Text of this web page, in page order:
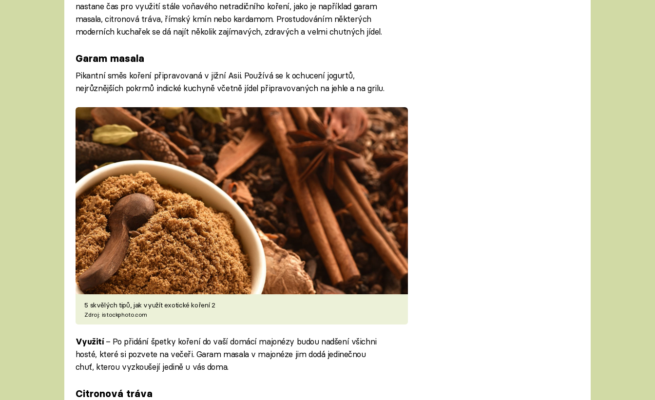
nastane čas pro využití stále voňavého netradičního koření, jako je například garam
masala, citronová tráva, římský kmín nebo kardamom. Prostudováním některých
moderních kuchařek se dá najít několik zajímavých, zdravých a velmi chutných jídel.
Garam masala
Pikantní směs koření připravovaná v jižní Asii. Používá se k ochucení jogurtů,
nejrůznějších pokrmů indické kuchyně včetně jídel připravovaných na jehle a na grilu.
5 skvělých tipů, jak využít exotické koření 2
Zdroj: istockphoto.com
Využití – Po přidání špetky koření do vaší domácí majonézy budou nadšení všichni
hosté, které si pozvete na večeři. Garam masala v majonéze jim dodá jedinečnou
chuť, kterou vyzkoušejí jedině u vás doma.
Citronová tráva